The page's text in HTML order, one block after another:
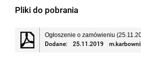
Pliki do pobrania
Ogłoszenie o zamówieniu
Dodane:
25.11.2019